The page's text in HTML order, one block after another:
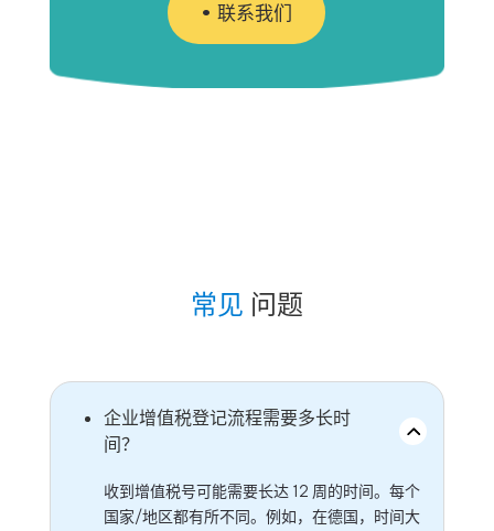
联系我们
常见 问题
企业增值税登记流程需要多长时
间？
收到增值税号可能需要长达 12 周的时间。每个
国家/地区都有所不同。例如，在德国，时间大